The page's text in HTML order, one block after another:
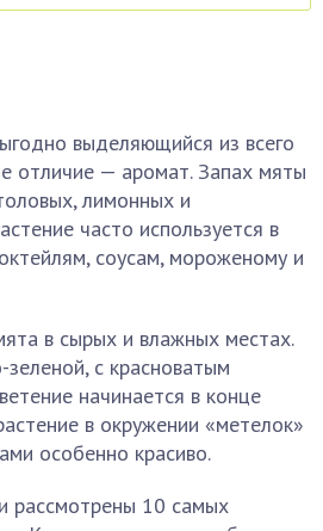
выделяющийся из всего
отличие — аромат. Запах мяты
лимонных и
часто используется в
соусам, мороженому и
в сырых и влажных местах.
с красноватым
начинается в конце
в окружении «метелок»
особенно красиво.
рассмотрены 10 самых